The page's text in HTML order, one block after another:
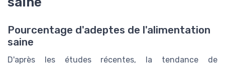
Pourcentage d'adeptes de l'alimentation
saine
D'après les études récentes, la tendance de